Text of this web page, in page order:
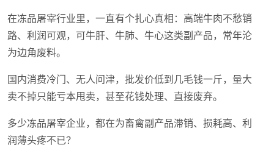
在冻品屠宰行业里，一直有个扎心真相：高端牛肉不愁销
路、利润可观，可牛肝、牛肺、牛心这类副产品，常年沦
为边角废料。
国内消费冷门、无人问津，批发价低到几毛钱一斤，量大
卖不掉只能亏本甩卖，甚至花钱处理、直接废弃。
多少冻品屠宰企业，都在为畜禽副产品滞销、损耗高、利
润薄头疼不已？